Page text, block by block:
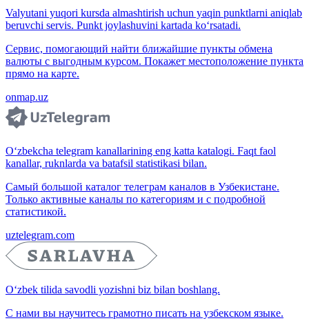
Valyutani yuqori kursda almashtirish uchun yaqin punktlarni aniqlab
beruvchi servis. Punkt joylashuvini kartada ko‘rsatadi.
Сервис, помогающий найти ближайшие пункты обмена
валюты с выгодным курсом. Покажет местоположение пункта
прямо на карте.
onmap.uz
O‘zbekcha telegram kanallarining eng katta katalogi. Faqt faol
kanallar, ruknlarda va batafsil statistikasi bilan.
Самый большой каталог телеграм каналов в Узбекистане.
Только активные каналы по категориям и с подробной
статистикой.
uztelegram.com
O‘zbek tilida savodli yozishni biz bilan boshlang.
С нами вы научитесь грамотно писать на узбекском языке.